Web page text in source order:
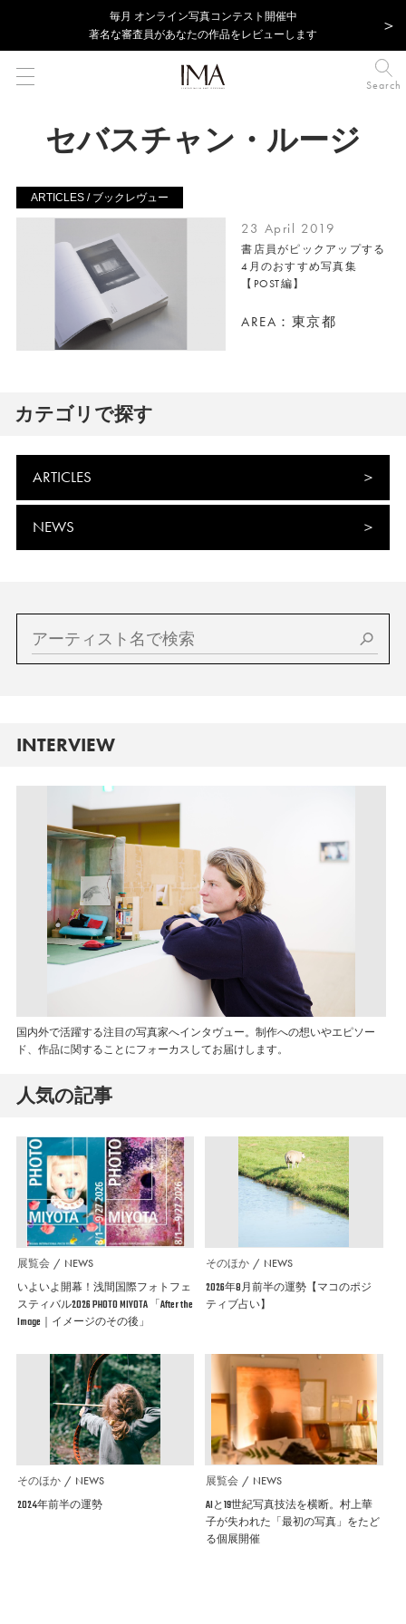
毎⽉ オンライン写真コンテスト開催中
著名な審査員があなたの作品をレビューします
Search
セバスチャン・ルージ
ARTICLES / ブックレヴュー
23 April 2019
書店員がピックアップする
4月のおすすめ写真集
【POST編】
AREA：東京都
カテゴリで探す
ARTICLES
NEWS
INTERVIEW
国内外で活躍する注目の写真家へインタヴュー。制作への想いやエピソー
ド、作品に関することにフォーカスしてお届けします。
人気の記事
展覧会 NEWS
いよいよ開幕！浅間国際フォトフェ
スティバル2026 PHOTO MIYOTA 「After the
Image｜イメージのその後」
そのほか NEWS
2026年8月前半の運勢【マコのポジ
ティブ占い】
そのほか NEWS
2024年前半の運勢
展覧会 NEWS
AIと19世紀写真技法を横断。村上華
子が失われた「最初の写真」をたど
る個展開催